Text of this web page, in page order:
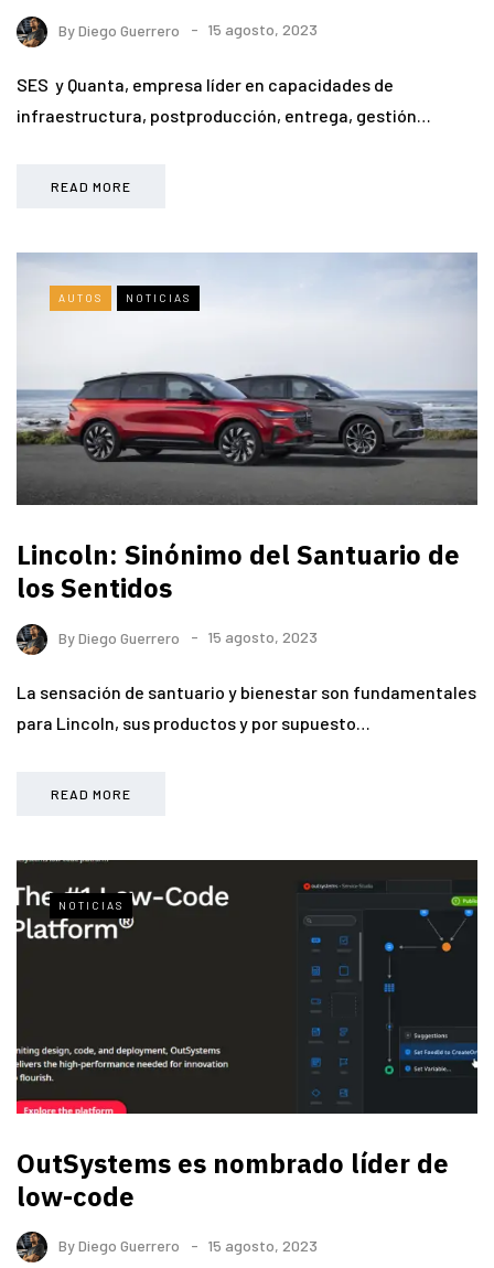
ByDiego Guerrero 15 agosto, 2023
SES y Quanta, empresa líder en capacidades de
infraestructura, postproducción, entrega, gestión…
READ MORE
AUTOS NOTICIAS
Lincoln: Sinónimo del Santuario de
los Sentidos
ByDiego Guerrero 15 agosto, 2023
La sensación de santuario y bienestar son fundamentales
para Lincoln, sus productos y por supuesto…
READ MORE
NOTICIAS
OutSystems es nombrado líder de
low-code
ByDiego Guerrero 15 agosto, 2023